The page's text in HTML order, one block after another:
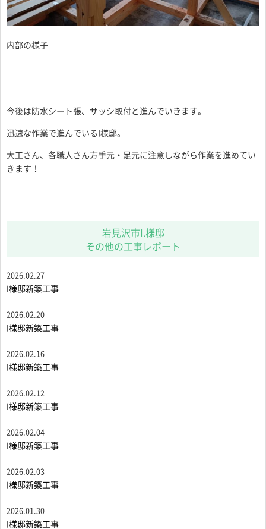
内部の様子
今後は防水シート張、サッシ取付と進んでいきます。
迅速な作業で進んでいるI様邸。
大工さん、各職人さん方手元・足元に注意しながら作業を進めてい
きます！
岩見沢市I.様邸
その他の工事レポート
2026.02.27
I様邸新築工事
2026.02.20
I様邸新築工事
2026.02.16
I様邸新築工事
2026.02.12
I様邸新築工事
2026.02.04
I様邸新築工事
2026.02.03
I様邸新築工事
2026.01.30
I様邸新築工事